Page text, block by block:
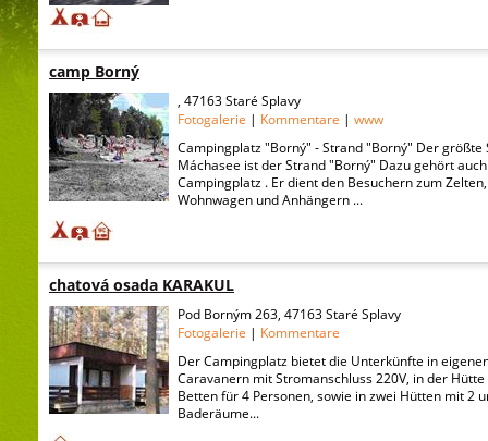
camp Borný
, 47163 Staré Splavy
Fotogalerie | Kommentare | www
Campingplatz "Borný" - Strand "Borný" Der größte
Máchasee ist der Strand "Borný" Dazu gehört
Campingplatz . Er dient den Besuchern zum
Wohnwagen und Anhängern ...
chatová osada KARAKUL
Pod Borným 263, 47163 Staré Splavy
Fotogalerie | Kommentare
Der Campingplatz bietet die Unterkünfte in
Caravanern mit Stromanschluss 220V, in der
Betten für 4 Personen, sowie in zwei Hütten mit 2
Baderäume...